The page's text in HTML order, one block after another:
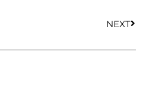
NEXT